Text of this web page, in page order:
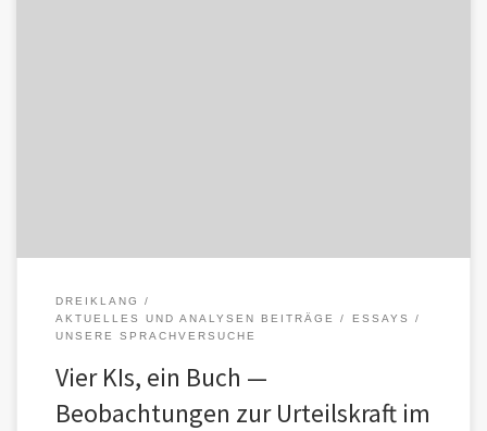
DREIKLANG
AKTUELLES UND ANALYSEN BEITRÄGE
ESSAYS
UNSERE SPRACHVERSUCHE
Vier KIs, ein Buch —
Beobachtungen zur Urteilskraft im